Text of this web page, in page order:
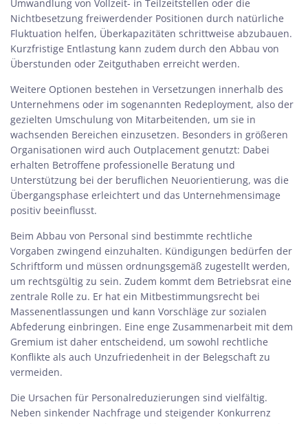
Umwandlung von Vollzeit- in Teilzeitstellen oder die
Nichtbesetzung freiwerdender Positionen durch natürliche
Fluktuation helfen, Überkapazitäten schrittweise abzubauen.
Kurzfristige Entlastung kann zudem durch den Abbau von
Überstunden oder Zeitguthaben erreicht werden.
Weitere Optionen bestehen in Versetzungen innerhalb des
Unternehmens oder im sogenannten Redeployment, also der
gezielten Umschulung von Mitarbeitenden, um sie in
wachsenden Bereichen einzusetzen. Besonders in größeren
Organisationen wird auch Outplacement genutzt: Dabei
erhalten Betroffene professionelle Beratung und
Unterstützung bei der beruflichen Neuorientierung, was die
Übergangsphase erleichtert und das Unternehmensimage
positiv beeinflusst.
Beim Abbau von Personal sind bestimmte rechtliche
Vorgaben zwingend einzuhalten. Kündigungen bedürfen der
Schriftform und müssen ordnungsgemäß zugestellt werden,
um rechtsgültig zu sein. Zudem kommt dem Betriebsrat eine
zentrale Rolle zu. Er hat ein Mitbestimmungsrecht bei
Massenentlassungen und kann Vorschläge zur sozialen
Abfederung einbringen. Eine enge Zusammenarbeit mit dem
Gremium ist daher entscheidend, um sowohl rechtliche
Konflikte als auch Unzufriedenheit in der Belegschaft zu
vermeiden.
Die Ursachen für Personalreduzierungen sind vielfältig.
Neben sinkender Nachfrage und steigender Konkurrenz